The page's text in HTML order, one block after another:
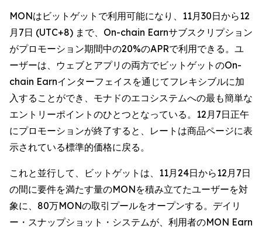
MONはビットゲットで利用可能になり、11月30日から12
月7日 (UTC+8) まで、On-chain Earnサブスクリプション
がプロモーション期間中の20%のAPRで利用できる。ユ
ーザーは、ウェブとアプリの両方でビットゲットのOn-
chain Earnインターフェイスを通じてフレキシブルに加
入することができ、モナドのエコシステムへの最も簡単な
エントリーポイントのひとつとなっている。12月7日正午
にプロモーションが終了すると、レートは商品ページに表
示されている標準的価格に戻る。
これと並行して、ビットゲットは、11月24日から12月7日
の間に要件を満たす量のMONを積み立てたユーザーを対
象に、80万MONの取引プールをオープンする。デイリ
ー・スナップショット・システムが、利用者のMON Earn